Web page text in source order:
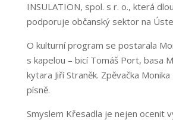
INSULATION, spol. s r. o., která
podporuje občanský sektor na
O kulturní program se postarala
s kapelou – bicí Tomáš Port, basa
kytara Jiří Straněk. Zpěvačka
písně.
Smyslem Křesadla je nejen ocenit